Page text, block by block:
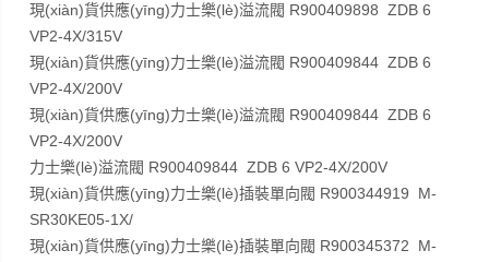
現(xiàn)貨供應(yīng)力士樂(lè)溢流閥 R900409898 ZDB 6
VP2-4X/315V
現(xiàn)貨供應(yīng)力士樂(lè)溢流閥 R900409844 ZDB 6
VP2-4X/200V
現(xiàn)貨供應(yīng)力士樂(lè)溢流閥 R900409844 ZDB 6
VP2-4X/200V
力士樂(lè)溢流閥 R900409844 ZDB 6 VP2-4X/200V
現(xiàn)貨供應(yīng)力士樂(lè)插裝單向閥 R900344919 M-
SR30KE05-1X/
現(xiàn)貨供應(yīng)力士樂(lè)插裝單向閥 R900345372 M-